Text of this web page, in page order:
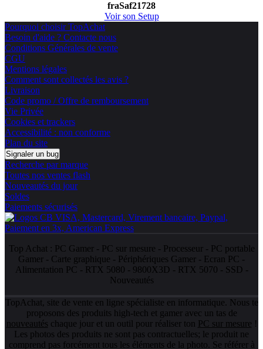
fraSaf21728
Voir son Setup
Pourquoi choisir TopAchat
Besoin d'aide ? Contacte nous
Conditions Générales de vente
CGU
Mentions légales
Comment sont collectés les avis ?
Livraison
Code promo / Offre de remboursement
Vie Privée
Cookies et trackers
Accessibilité : non conforme
Plan du site
Signaler un bug
Recherche par marque
Toutes nos ventes flash
Nouveautés du jour
Soldes
Paiements sécurisés
Top Achat : PC Gamer- PC sur mesure - Processeur- PC portable
Gamer - Carte graphique - Périphériques Gamer - Ecran PC -
Alimentation PC - RTX 5080 - 9800X3D - RTX 5070 - SSD -
Nouveautés
TopAchat, site de vente en ligne spécialiste en informatique. Nous te
proposons des produits high-tech et gamer avec un tas de
nouveautés chaque jour et un outil pour réaliser ton PC sur mesure !
Les photos des produits ne sont pas contractuelles; le produit ne
comprend pas forcément tous les éléments de la photo. Se référer à